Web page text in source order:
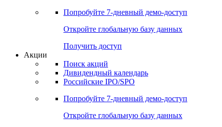
Попробуйте 7-дневный демо-доступ
Откройте глобальную базу данных
Получить доступ
Акции
Поиск акций
Дивидендный календарь
Российские IPO/SPO
Попробуйте 7-дневный демо-доступ
Откройте глобальную базу данных